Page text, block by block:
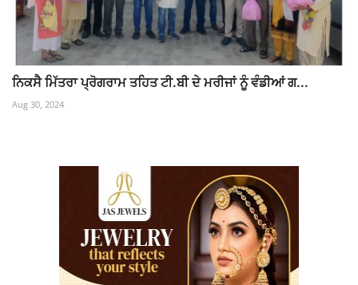
ਨਿਕਸੈ ਮਿੱਤਰਾ ਪ੍ਰੋਗਰਾਮ ਤਹਿਤ ਟੀ.ਬੀ ਦੇ ਮਰੀਜਾਂ ਨੂੰ ਵੰਡੀਆਂ ਗ...
Aug 30, 2024